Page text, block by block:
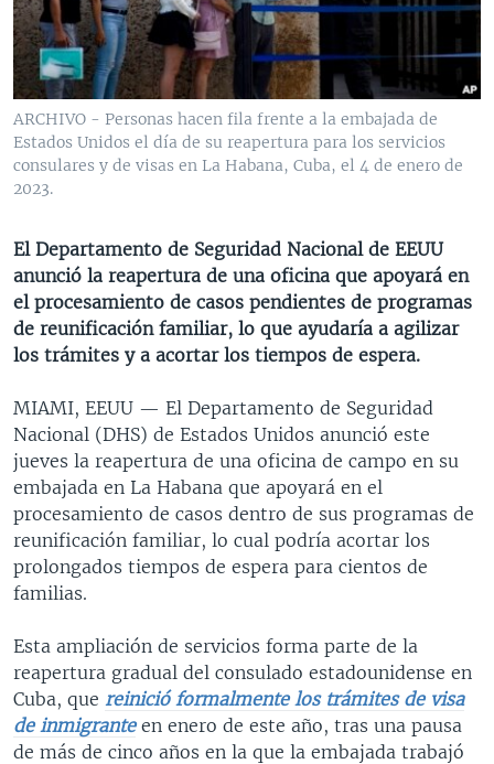
VENEZUELA
BRASIL
NICARAGUA
ECONOMÍA
ENTRETENIMIENTO Y CULTURA
TECNOLOGÍA
DEPORTES
CIENCIA Y SALUD
MULTIMEDIA
VIDEOS
FOTOGRAFÍA
AUDIOS
PROGRAMAS TV
EL MUNDO AL DÍA
FORO INTERAMERICANO
VISIÓN 360
PANORAMA
RADIO
AVANCE INFORMATIVO
AUDIONOTICIAS
ESTADOS UNIDOS AL DÍA
EL MUNDO AL DÍA [RADIO]
FORO [RADIO]
NOTA ECONÓMICA
ENTRETENIMIENTO
DIRECT
DOCUMENTALES DE LA VOA
SÍGANOS
Idiomas
ARCHIVO - Personas hacen fila frente a la embajada de
Estados Unidos el día de su reapertura para los servicios
consulares y de visas en La Habana, Cuba, el 4 de enero de
2023.
El Departamento de Seguridad Nacional de EEUU
anunció la reapertura de una oficina que apoyará en
el procesamiento de casos pendientes de programas
de reunificación familiar, lo que ayudaría a agilizar
los trámites y a acortar los tiempos de espera.
MIAMI, EEUU — El Departamento de Seguridad
Nacional (DHS) de Estados Unidos anunció este
jueves la reapertura de una oficina de campo en su
embajada en La Habana que apoyará en el
procesamiento de casos dentro de sus programas de
reunificación familiar, lo cual podría acortar los
prolongados tiempos de espera para cientos de
familias.
Esta ampliación de servicios forma parte de la
reapertura gradual del consulado estadounidense en
Cuba, que reinició formalmente los trámites de visa
de inmigranteen enero de este año, tras una pausa
de más de cinco años en la que la embajada trabajó